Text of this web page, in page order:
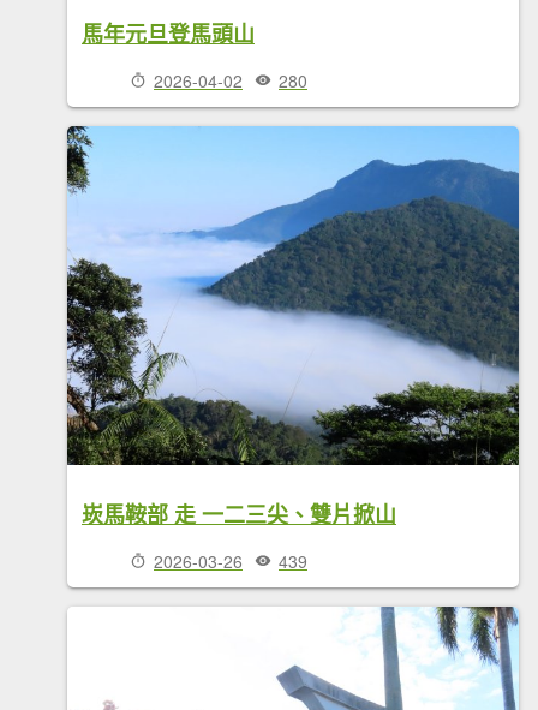
馬年元旦登馬頭山
2026-04-02 280
崁馬鞍部 走 一二三尖、雙片掀山
2026-03-26 439